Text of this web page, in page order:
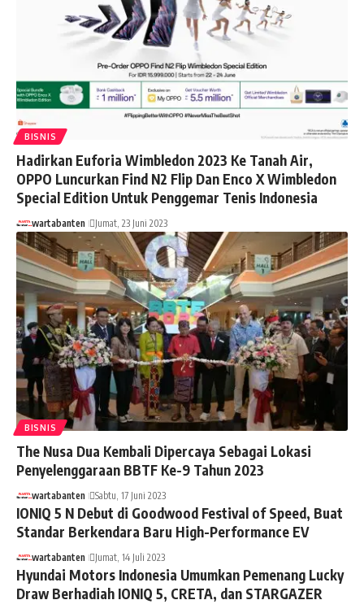
BISNIS
Hadirkan Euforia Wimbledon 2023 Ke Tanah Air,
OPPO Luncurkan Find N2 Flip Dan Enco X Wimbledon
Special Edition Untuk Penggemar Tenis Indonesia
wartabanten Jumat, 23 Juni 2023
BISNIS
The Nusa Dua Kembali Dipercaya Sebagai Lokasi
Penyelenggaraan BBTF Ke-9 Tahun 2023
wartabanten Sabtu, 17 Juni 2023
IONIQ 5 N Debut di Goodwood Festival of Speed, Buat
Standar Berkendara Baru High-Performance EV
wartabanten Jumat, 14 Juli 2023
Hyundai Motors Indonesia Umumkan Pemenang Lucky
Draw Berhadiah IONIQ 5, CRETA, dan STARGAZER